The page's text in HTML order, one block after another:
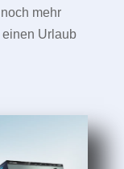
mehr
Urlaub